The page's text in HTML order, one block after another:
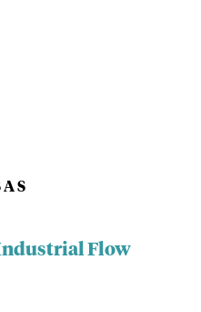
S
Flow